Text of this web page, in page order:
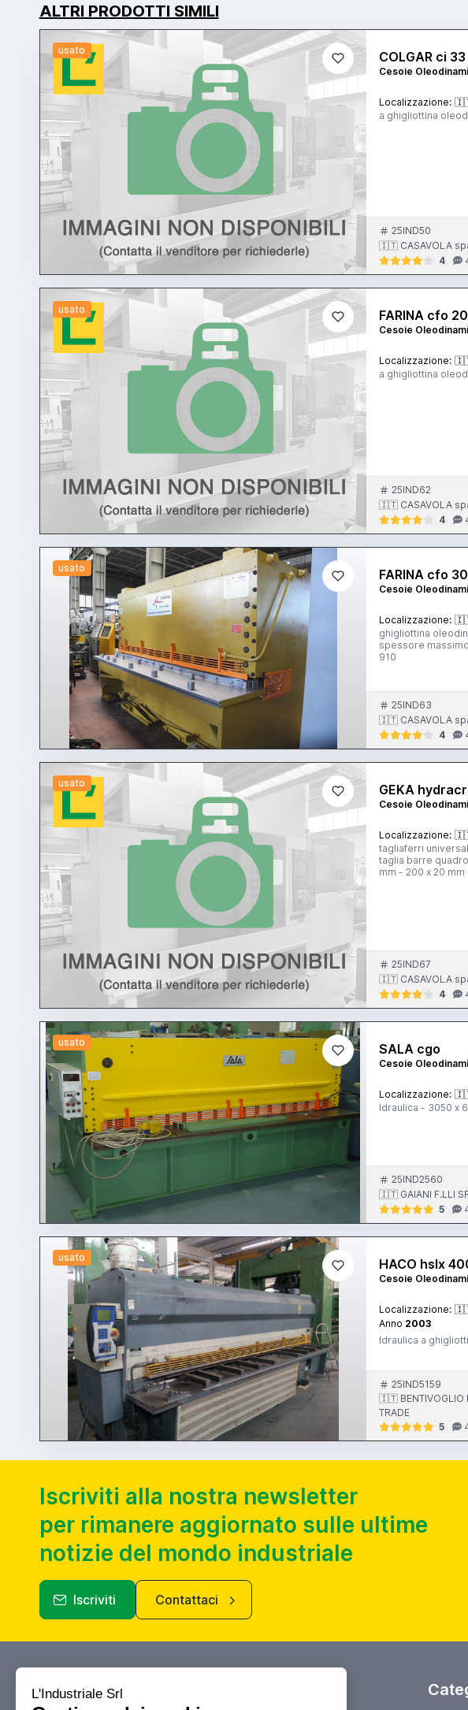
ALTRI PRODOTTI SIMILI
usato COLGAR ci 33
Cesoie
Localizzazione:
a ghigliottina
25IND50
🇮🇹 CASAVOLA
4
usato FARINA cfo
Cesoie
Localizzazione:
a ghigliottina
25IND62
🇮🇹 CASAVOLA
4
usato FARINA cfo
Cesoie
Localizzazione:
ghigliottina
spessore
910
25IND63
🇮🇹 CASAVOLA
4
usato GEKA
Cesoie
Localizzazione:
tagliaferri
taglia barre
mm - 200 x 20
25IND67
🇮🇹 CASAVOLA
4
usato SALA cgo
Cesoie
Localizzazione:
Idraulica - 3050 x
25IND2560
🇮🇹 GAIANI F.LLI
5
usato HACO hslx
Cesoie
Localizzazione:
Anno 2003
Idraulica a
25IND5159
🇮🇹 BENTIVOGLIO
TRADE
5
Iscriviti alla nostra newsletter
per rimanere aggiornato sulle ultime
notizie del mondo industriale
Iscriviti Contattaci
Industriale.it